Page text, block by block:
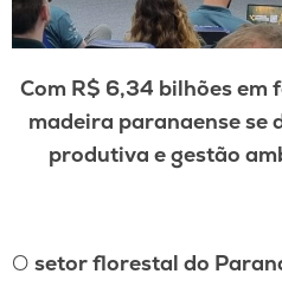
Com R$ 6,34 bilhões em
madeira paranaense se
produtiva e gestão
O setor florestal do